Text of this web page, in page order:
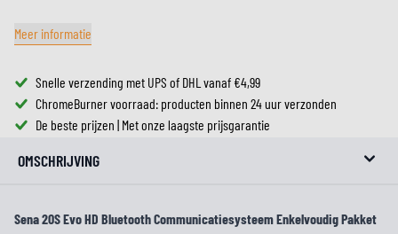
Meer informatie
Snelle verzending met UPS of DHL vanaf €4,99
ChromeBurner voorraad: producten binnen 24 uur verzonden
De beste prijzen | Met onze laagste prijsgarantie
OMSCHRIJVING
Sena 20S Evo HD Bluetooth Communicatiesysteem Enkelvoudig Pakket